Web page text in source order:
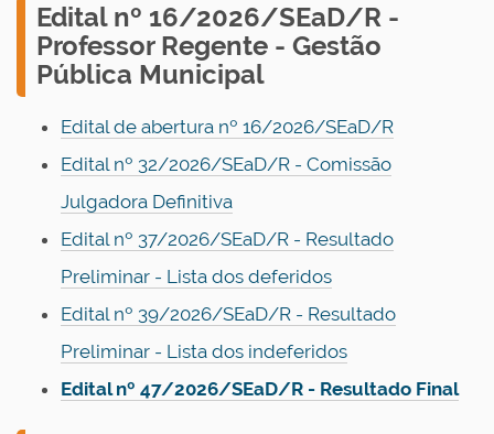
Edital nº 16/2026/SEaD/R -
Professor Regente - Gestão
Pública Municipal
Edital de abertura nº 16/2026/SEaD/R
Edital nº 32/2026/SEaD/R - Comissão
Julgadora Definitiva
Edital nº 37/2026/SEaD/R - Resultado
Preliminar - Lista dos deferidos
Edital nº 39/2026/SEaD/R - Resultado
Preliminar - Lista dos indeferidos
Edital nº 47/2026/SEaD/R - Resultado Final